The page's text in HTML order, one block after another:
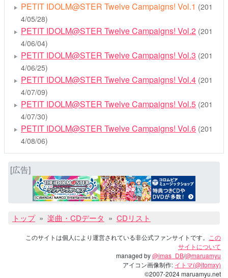
PETIT IDOLM@STER Twelve Campaigns! Vol.1 (201
4/05/28)
PETIT IDOLM@STER Twelve Campaigns! Vol.2 (201
4/06/04)
PETIT IDOLM@STER Twelve Campaigns! Vol.3 (201
4/06/25)
PETIT IDOLM@STER Twelve Campaigns! Vol.4 (201
4/07/09)
PETIT IDOLM@STER Twelve Campaigns! Vol.5 (201
4/07/30)
PETIT IDOLM@STER Twelve Campaigns! Vol.6 (201
4/08/06)
[広告]
トップ 楽曲・CDデータ CDリスト
このサイトは個人により運営されている非公式ファンサイトです。
この
サイトについて
managed by@imas_DB/@maruamyu
アイコン画像制作: イトマ(@itomxy)
©2007-2024 maruamyu.net